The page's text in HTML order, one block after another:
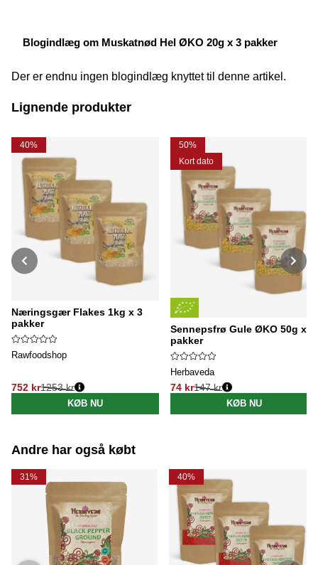
Blogindlæg om Muskatnød Hel ØKO 20g x 3 pakker
Der er endnu ingen blogindlæg knyttet til denne artikel.
Lignende produkter
40%
Næringsgær Flakes 1kg x 3
pakker
Rawfoodshop
752 kr
Normalpris:
1253 kr
KØB NU
50%
Kort dato
Sennepsfrø Gule ØKO 50g x 3
pakker
Herbaveda
74 kr
Normalpris:
147 kr
KØB NU
Andre har også købt
31% 40%